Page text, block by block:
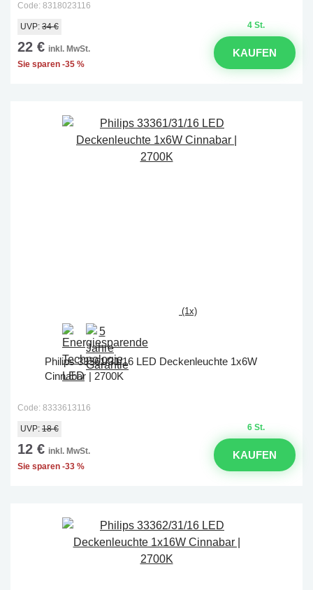
Code: 8318023116
4 St.
UVP: 34 €
22 € inkl. MwSt.
Sie sparen -35 %
KAUFEN
(1x)
Philips 33361/31/16 LED Deckenleuchte 1x6W
Cinnabar | 2700K
Code: 8333613116
6 St.
UVP: 18 €
12 € inkl. MwSt.
Sie sparen -33 %
KAUFEN